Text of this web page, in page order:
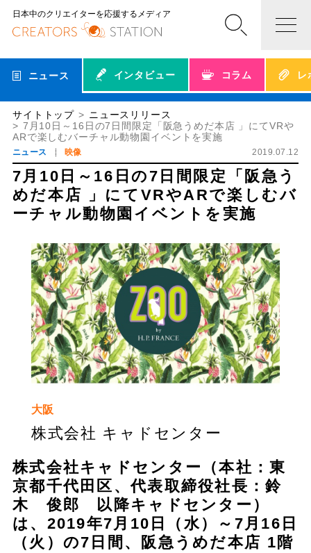
日本中のクリエイターを応援するメディア
ニュース インタビュー コラム レ
サイトトップ
ニュースリリース
7月10日～16日の7日間限定「阪急うめだ本店 」にてVRや
ARで楽しむバーチャル動物園イベントを実施
ニュース 映像 2019.07.12
7月10日～16日の7日間限定「阪急う
めだ本店 」にてVRやARで楽しむバ
ーチャル動物園イベントを実施
大阪
株式会社 キャドセンター
株式会社キャドセンター（本社：東
京都千代田区、代表取締役社長：鈴
木 俊郎 以降キャドセンター）
は、2019年7月10日（水）～7月16日
（火）の7日間、阪急うめだ本店 1階